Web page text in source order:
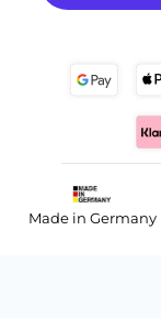
Made in Germany